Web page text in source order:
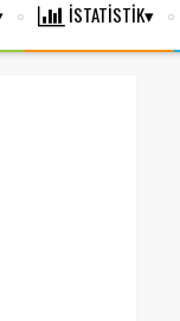
İSTATİSTİK